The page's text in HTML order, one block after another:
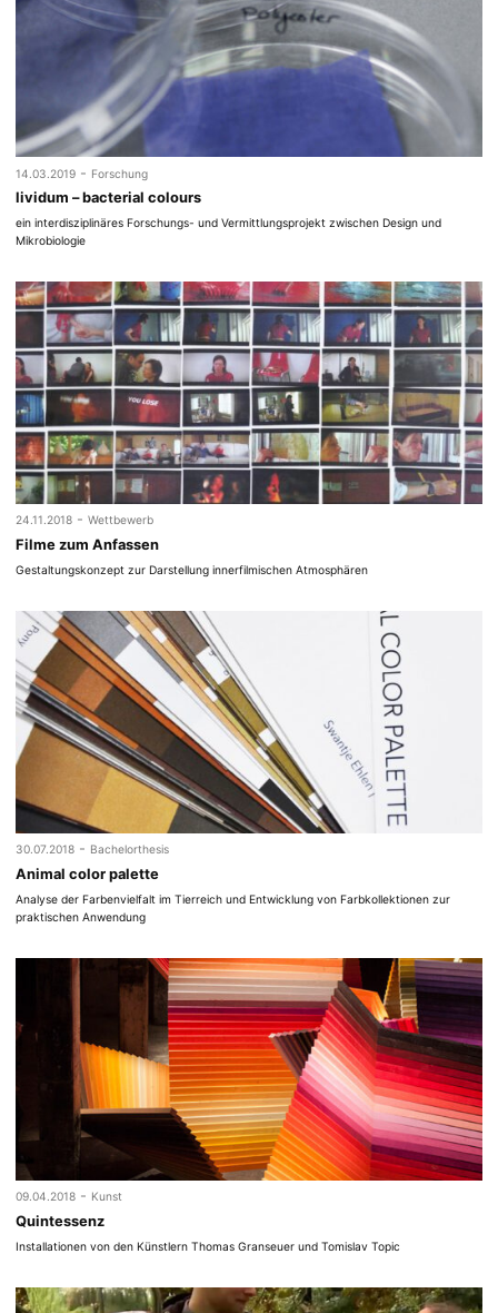
14.03.2019 - Forschung
lividum – bacterial colours
ein interdisziplinäres Forschungs- und Vermittlungsprojekt zwischen Design und
Mikrobiologie
24.11.2018 - Wettbewerb
Filme zum Anfassen
Gestaltungskonzept zur Darstellung innerfilmischen Atmosphären
30.07.2018 - Bachelorthesis
Animal color palette
Analyse der Farbenvielfalt im Tierreich und Entwicklung von Farbkollektionen zur
praktischen Anwendung
09.04.2018 - Kunst
Quintessenz
Installationen von den Künstlern Thomas Granseuer und Tomislav Topic